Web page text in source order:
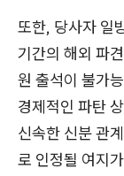
또한, 당사자 일
기간의 해외 파
원 출석이 불가
경제적인 파탄
신속한 신분 관
로 인정될 여지